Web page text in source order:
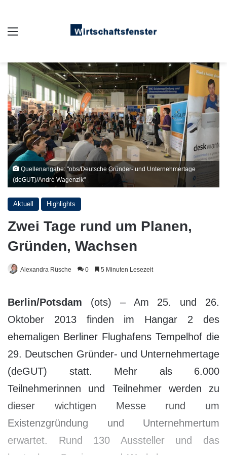
Quellenangabe: "obs/Deutsche Gründer- und Unternehmertage
(deGUT)/André Wagenzik"
Aktuell Highlights
Zwei Tage rund um Planen,
Gründen, Wachsen
Alexandra Rüsche 0 5 Minuten Lesezeit
Berlin/Potsdam (ots) – Am 25. und 26.
Oktober 2013 finden im Hangar 2 des
ehemaligen Berliner Flughafens Tempelhof die
29. Deutschen Gründer- und Unternehmertage
(deGUT) statt. Mehr als 6.000
Teilnehmerinnen und Teilnehmer werden zu
dieser wichtigen Messe rund um
Existenzgründung und Unternehmertum
erwartet. Rund 130 Aussteller und das